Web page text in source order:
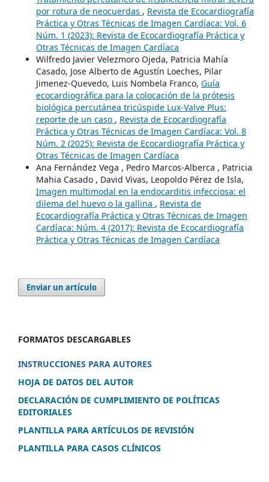
por rotura de neocuerdas , Revista de Ecocardiografía
Práctica y Otras Técnicas de Imagen Cardíaca: Vol. 6
Núm. 1 (2023): Revista de Ecocardiografía Práctica y
Otras Técnicas de Imagen Cardíaca
Wilfredo Javier Velezmoro Ojeda, Patricia Mahía
Casado, Jose Alberto de Agustín Loeches, Pilar
Jimenez-Quevedo, Luis Nombela Franco, Guía
ecocardiográfica para la colocación de la prótesis
biológica percutánea tricúspide Lux-Valve Plus:
reporte de un caso , Revista de Ecocardiografía
Práctica y Otras Técnicas de Imagen Cardíaca: Vol. 8
Núm. 2 (2025): Revista de Ecocardiografía Práctica y
Otras Técnicas de Imagen Cardíaca
Ana Fernández Vega , Pedro Marcos-Alberca , Patricia
Mahia Casado , David Vivas, Leopoldo Pérez de Isla,
Imagen multimodal en la endocarditis infecciosa: el
dilema del huevo o la gallina , Revista de
Ecocardiografía Práctica y Otras Técnicas de Imagen
Cardíaca: Núm. 4 (2017): Revista de Ecocardiografía
Práctica y Otras Técnicas de Imagen Cardíaca
Enviar un artículo
FORMATOS DESCARGABLES
INSTRUCCIONES PARA AUTORES
HOJA DE DATOS DEL AUTOR
DECLARACIÓN DE CUMPLIMIENTO DE POLÍTICAS
EDITORIALES
PLANTILLA PARA ARTÍCULOS DE REVISIÓN
PLANTILLA PARA CASOS CLÍNICOS